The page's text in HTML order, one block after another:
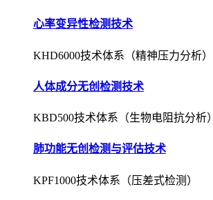
心率变异性检测技术
KHD6000技术体系（精神压力分析）
人体成分无创检测技术
KBD500技术体系（生物电阻抗分析）
肺功能无创检测与评估技术
KPF1000技术体系（压差式检测）